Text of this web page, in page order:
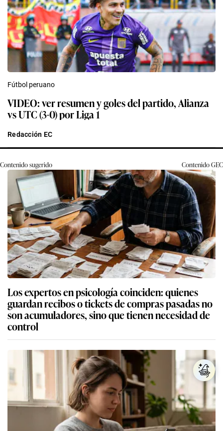
Fútbol peruano
VIDEO: ver resumen y goles del partido, Alianza
vs UTC (3-0) por Liga 1
Redacción EC
Contenido sugerido ContenidoGEC
Los expertos en psicología coinciden: quienes
guardan recibos o tickets de compras pasadas no
son acumuladores, sino que tienen necesidad de
control